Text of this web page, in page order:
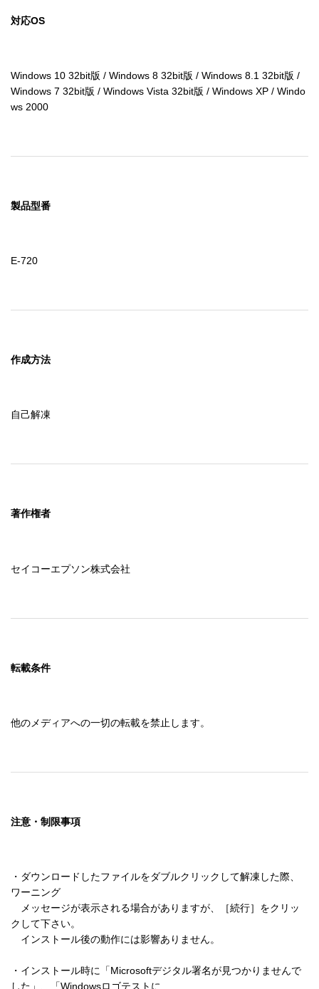
対応OS
Windows 10 32bit版 / Windows 8 32bit版 / Windows 8.1 32bit版 /
Windows 7 32bit版 / Windows Vista 32bit版 / Windows XP / Windo
ws 2000
製品型番
E-720
作成方法
自己解凍
著作権者
セイコーエプソン株式会社
転載条件
他のメディアへの一切の転載を禁止します。
注意・制限事項
・ダウンロードしたファイルをダブルクリックして解凍した際、
ワーニング
メッセージが表示される場合がありますが、［続行］をクリッ
クして下さい。
インストール後の動作には影響ありません。
・インストール時に「Microsoftデジタル署名が見つかりませんで
した」、「Windowsロゴテストに